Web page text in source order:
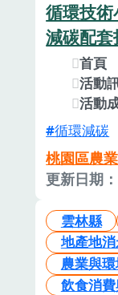
循環技
減碳配
首頁
活動
活動
循環減碳
桃園區農
更新日期
雲林縣
地產地
農業與
飲食消